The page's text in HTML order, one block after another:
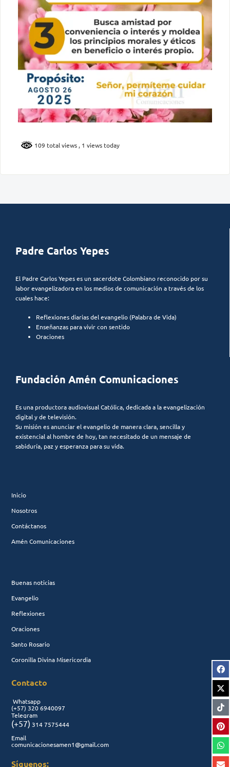
109 total views , 1 views today
Padre Carlos Yepes
El Padre Carlos Yepes es un sacerdote Colombiano reconocido por su
labor evangelizadora en los medios de comunicación a través de los
cuales hace:
Reflexiones diarias del evangelio (Palabra de Vida)
Enseñanzas para vivir con sentido
Oraciones
Fundación Amén Comunicaciones
Es una productora audiovisual Católica, dedicada a la evangelización
digital y de televisión.
Su misión es anunciar el evangelio de manera clara, sencilla y
existencial al hombre de hoy, tan necesitado de un mensaje de
sabiduría, paz y esperanza para su vida.
Inicio
Nosotros
Contáctanos
Amén Comunicaciones
Buenas noticias
Evangelio
Reflexiones
Oraciones
Santo Rosario
Coronilla Divina Misericordia
Contacto
Whatsapp
(+57) 320 6940097
Telegram
(+57) 314 7575444
Email
comunicacionesamen1@gmail.com
Síguenos: